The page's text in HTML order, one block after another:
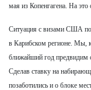
мая из Копенгагена. На это
Ситуация с визами США
в Карибском регионе. Мы,
ближайший год предвидим
Сделав ставку на
позаботились и о блоке